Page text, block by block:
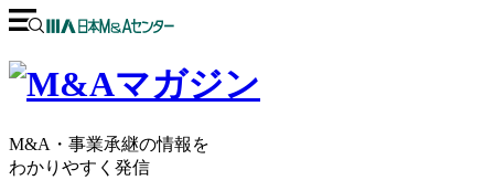
M&A・事業承継の情報を
わかりやすく発信